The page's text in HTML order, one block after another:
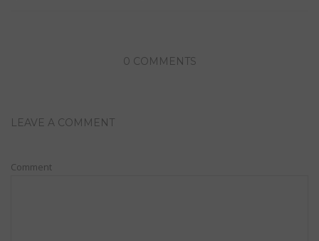
0 COMMENTS
LEAVE A COMMENT
Comment